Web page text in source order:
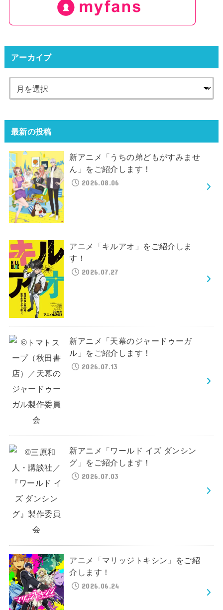
アーカイブ
最新の投稿
新アニメ「うちの弟どもがすみませ
ん」をご紹介します！
2026.08.06
アニメ「キルアオ」をご紹介しま
す！
2026.07.27
新アニメ「天幕のジャードゥーガ
ル」をご紹介します！
2026.07.13
新アニメ「ワールド イズ ダンシン
グ」をご紹介します！
2026.07.03
アニメ「マリッジトキシン」をご紹
介します！
2026.06.24